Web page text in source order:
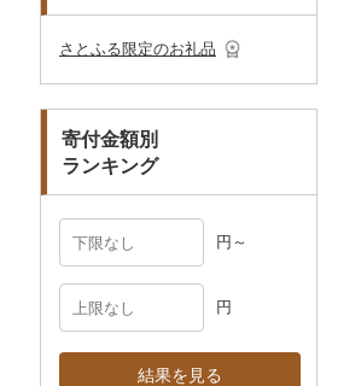
その他のゴルフプレー
その他食器
ペット用品
その他雑貨
その他アクセサリー
マフラー・手袋
さとふる限定のお礼品
寄付金額別
ランキング
円～
円
結果を見る